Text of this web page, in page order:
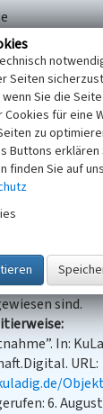
externer
Hinweis
Inhalt
2.0
sind.
In:
URL:
6.
Seiten
Sie die
für eine
zu
Buttons erklären
finden Sie auf